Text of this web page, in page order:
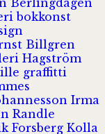
bokkonst
Billgren
Hagström
graffitti
Irma
Randle
Forsberg Kolla